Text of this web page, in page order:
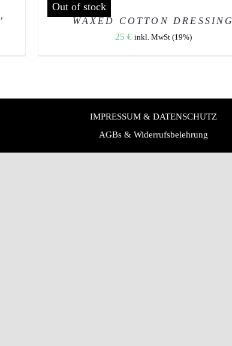
Out of stock
WAXED COTTON DRESSING
25 € inkl. MwSt (19%)
IMPRESSUM & DATENSCHUTZ
AGBs & Widerrufsbelehrung